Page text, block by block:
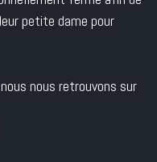
petite dame pour
nous retrouvons sur